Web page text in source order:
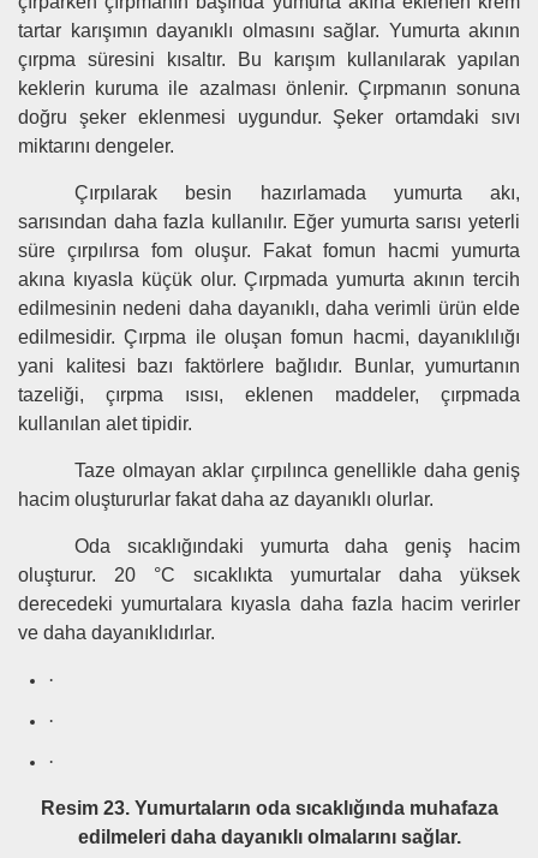
tartar karışımın dayanıklı olmasını sağlar. Yumurta akının
çırpma süresini kısaltır. Bu karışım kullanılarak yapılan
keklerin kuruma ile azalması önlenir. Çırpmanın sonuna
doğru şeker eklenmesi uygundur. Şeker ortamdaki sıvı
miktarını dengeler.
Çırpılarak besin hazırlamada yumurta akı,
sarısından daha fazla kullanılır. Eğer yumurta sarısı yeterli
süre çırpılırsa fom oluşur. Fakat fomun hacmi yumurta
akına kıyasla küçük olur. Çırpmada yumurta akının tercih
edilmesinin nedeni daha dayanıklı, daha verimli ürün elde
edilmesidir. Çırpma ile oluşan fomun hacmi, dayanıklılığı
yani kalitesi bazı faktörlere bağlıdır. Bunlar, yumurtanın
tazeliği, çırpma ısısı, eklenen maddeler, çırpmada
kullanılan alet tipidir.
Taze olmayan aklar çırpılınca genellikle daha geniş
hacim oluştururlar fakat daha az dayanıklı olurlar.
Oda sıcaklığındaki yumurta daha geniş hacim
oluşturur. 20 °C sıcaklıkta yumurtalar daha yüksek
derecedeki yumurtalara kıyasla daha fazla hacim verirler
ve daha dayanıklıdırlar.
·
·
·
Resim 23. Yumurtaların oda sıcaklığında muhafaza
edilmeleri daha dayanıklı olmalarını sağlar.